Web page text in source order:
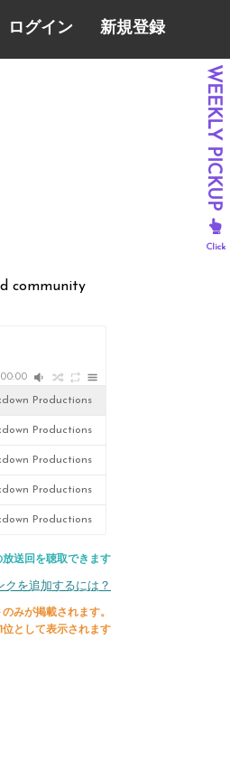
ログイン 新規登録
community
00:00
Productions
Productions
Productions
Productions
Productions
放送回を聴取できます
クを追加するには？
みが掲載されます。
として表示されます